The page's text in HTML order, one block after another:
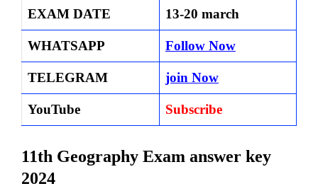
EXAM DATE 13-20 march
WHATSAPP Follow Now
TELEGRAM join Now
YouTube Subscribe
11th Geography Exam answer key
2024